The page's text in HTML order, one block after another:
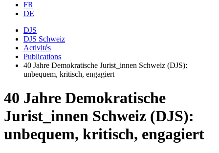
FR
DE
DJS
DJS Schweiz
Activités
Publications
40 Jahre Demokratische Jurist_innen Schweiz (DJS):
unbequem, kritisch, engagiert
40 Jahre Demokratische
Jurist_innen Schweiz (DJS):
unbequem, kritisch, engagiert